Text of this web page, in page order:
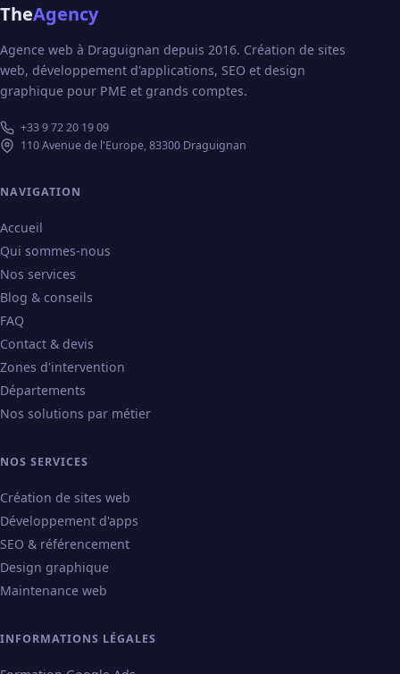
TheAgency
Agence web à Draguignan depuis 2016. Création de sites
web, développement d'applications, SEO et design
graphique pour PME et grands comptes.
+33 9 72 20 19 09
110 Avenue de l'Europe, 83300 Draguignan
NAVIGATION
Accueil
Qui sommes-nous
Nos services
Blog & conseils
FAQ
Contact & devis
Zones d'intervention
Départements
Nos solutions par métier
NOS SERVICES
Création de sites web
Développement d'apps
SEO & référencement
Design graphique
Maintenance web
INFORMATIONS LÉGALES